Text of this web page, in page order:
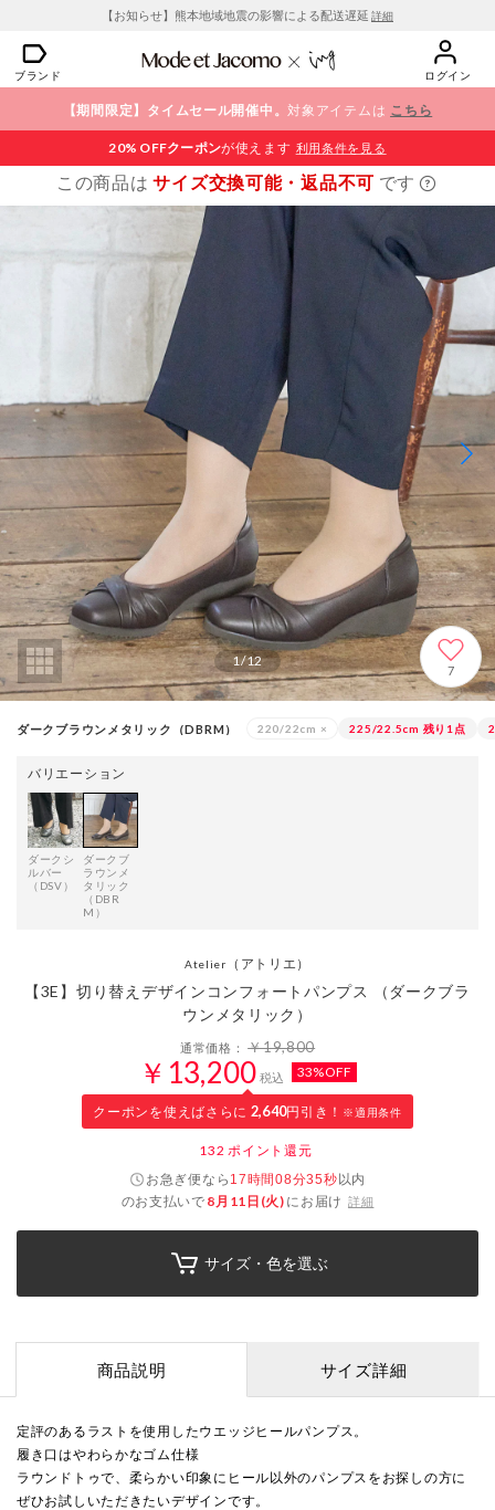
【お知らせ】熊本地域地震の影響による配送遅延 詳細
ブランド ログイン
【期間限定】タイムセール開催中。対象アイテムは こちら
20% OFFクーポンが使えます 利用条件を見る
この商品はサイズ交換可能・返品不可 です
1/12
7
ダークブラウンメタリック（DBRM） 220/22cm × 225/22.5cm 残り1点
バリエーション
ダークシ
ルバー
（DSV）
ダークブ
ラウンメ
タリック
（DBR
M）
Atelier （アトリエ）
【3E】切り替えデザインコンフォートパンプス （ダークブラ
ウンメタリック）
通常価格：￥19,800
￥13,200 税込 33%OFF
クーポンを使えばさらに 2,640円引き！ ※適用条件
132 ポイント還元
お急ぎ便なら 17時間08分34秒以内
のお支払いで 8月11日(火) にお届け 詳細
サイズ・色を選ぶ
商品説明 サイズ詳細
定評のあるラストを使用したウエッジヒールパンプス。
履き口はやわらかなゴム仕様
ラウンドトゥで、柔らかい印象にヒール以外のパンプスをお探しの方に
ぜひお試しいただきたいデザインです。